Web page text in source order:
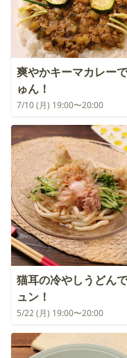
爽やかキーマカレー
ゅん！
7/10 (月) 19:00〜20:00
猫耳の冷やしうどん
ュン！
5/22 (月) 19:00〜20:00